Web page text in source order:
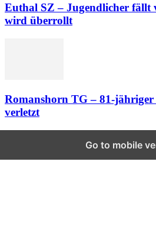
Euthal SZ – Jugendlicher
wird überrollt
Romanshorn TG – 81-jähriger
verletzt
Go to mobile